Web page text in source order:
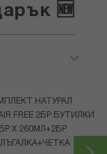
🆕
НАТУРАЛ
FREE 2БР БУТИЛКИ
Х 260МЛ+2БР